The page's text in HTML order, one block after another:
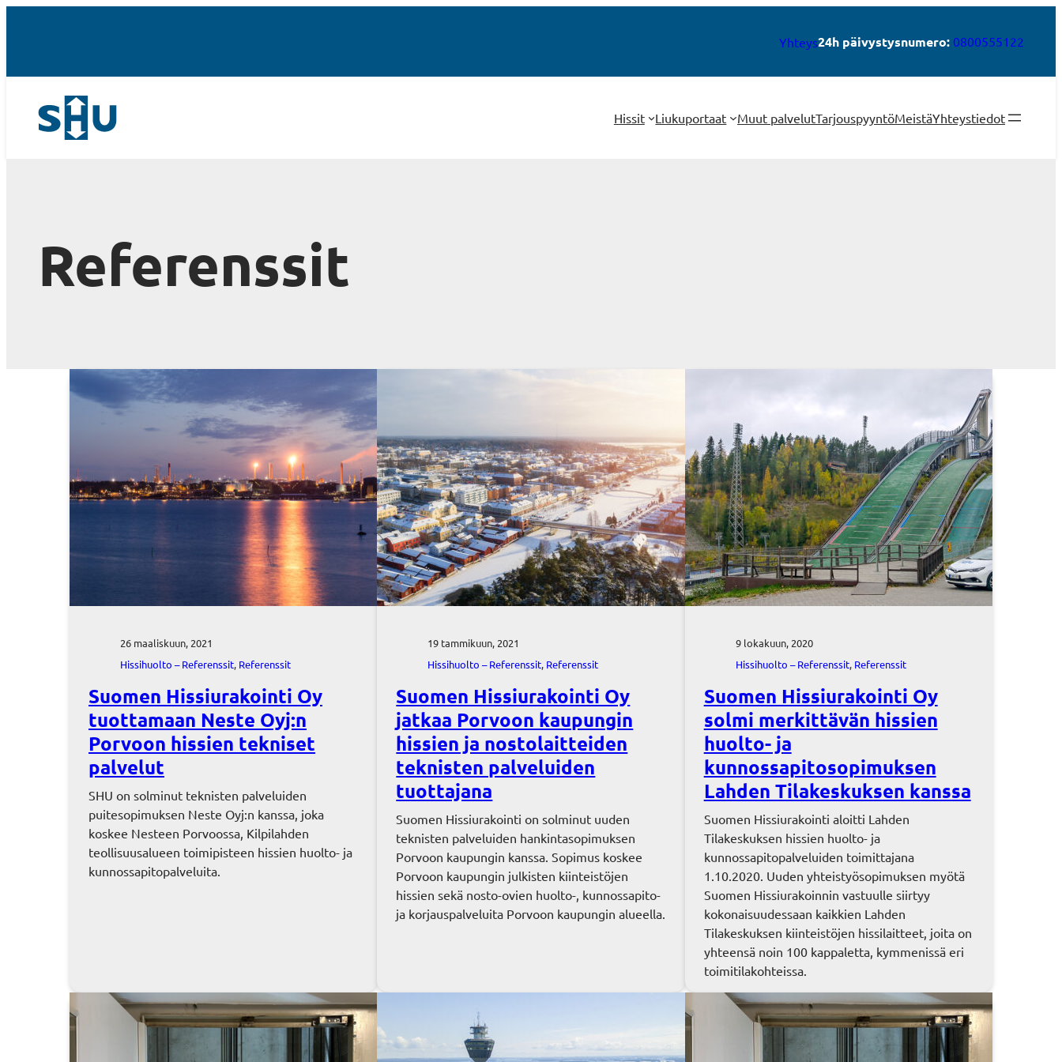
Yhteys24h päivystysnumero: 0800555122
Hissit Liukuportaat Muut palvelutTarjouspyyntöMeistäYhteystiedot
Referenssit
26 maaliskuun, 2021
Hissihuolto – Referenssit, Referenssit
Suomen Hissiurakointi Oy
tuottamaan Neste Oyj:n
Porvoon hissien tekniset
palvelut
SHU on solminut teknisten palveluiden
puitesopimuksen Neste Oyj:n kanssa, joka
koskee Nesteen Porvoossa, Kilpilahden
teollisuusalueen toimipisteen hissien huolto- ja
kunnossapitopalveluita.
19 tammikuun, 2021
Hissihuolto – Referenssit, Referenssit
Suomen Hissiurakointi Oy
jatkaa Porvoon kaupungin
hissien ja nostolaitteiden
teknisten palveluiden
tuottajana
Suomen Hissiurakointi on solminut uuden
teknisten palveluiden hankintasopimuksen
Porvoon kaupungin kanssa. Sopimus koskee
Porvoon kaupungin julkisten kiinteistöjen
hissien sekä nosto-ovien huolto-, kunnossapito-
ja korjauspalveluita Porvoon kaupungin alueella.
9 lokakuun, 2020
Hissihuolto – Referenssit, Referenssit
Suomen Hissiurakointi Oy
solmi merkittävän hissien
huolto- ja
kunnossapitosopimuksen
Lahden Tilakeskuksen kanssa
Suomen Hissiurakointi aloitti Lahden
Tilakeskuksen hissien huolto- ja
kunnossapitopalveluiden toimittajana
1.10.2020. Uuden yhteistyösopimuksen myötä
Suomen Hissiurakoinnin vastuulle siirtyy
kokonaisuudessaan kaikkien Lahden
Tilakeskuksen kiinteistöjen hissilaitteet, joita on
yhteensä noin 100 kappaletta, kymmenissä eri
toimitilakohteissa.